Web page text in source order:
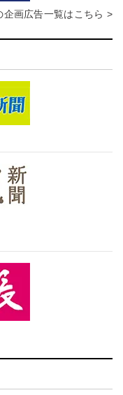
企画広告一覧はこちら >